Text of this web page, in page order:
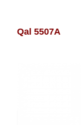
Qal 5507A